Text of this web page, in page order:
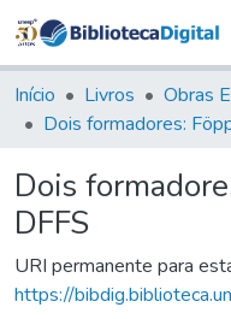
Início Livros
Obras
Dois
DFFS
URI permanente para
https://